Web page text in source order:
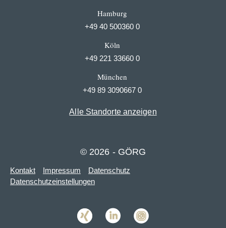
Hamburg
+49 40 500360 0
Köln
+49 221 33660 0
München
+49 89 3090667 0
Alle Standorte anzeigen
© 2026 - GÖRG
Kontakt Impressum
Datenschutz
Datenschutzeinstellungen